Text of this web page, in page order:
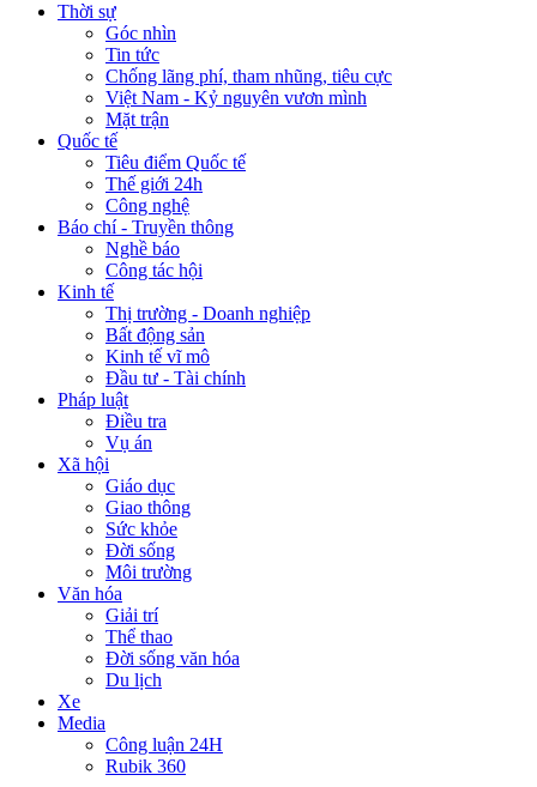
Thời sự
Góc nhìn
Tin tức
Chống lãng phí, tham nhũng, tiêu cực
Việt Nam - Kỷ nguyên vươn mình
Mặt trận
Quốc tế
Tiêu điểm Quốc tế
Thế giới 24h
Công nghệ
Báo chí - Truyền thông
Nghề báo
Công tác hội
Kinh tế
Thị trường - Doanh nghiệp
Bất động sản
Kinh tế vĩ mô
Đầu tư - Tài chính
Pháp luật
Điều tra
Vụ án
Xã hội
Giáo dục
Giao thông
Sức khỏe
Đời sống
Môi trường
Văn hóa
Giải trí
Thể thao
Đời sống văn hóa
Du lịch
Xe
Media
Công luận 24H
Rubik 360